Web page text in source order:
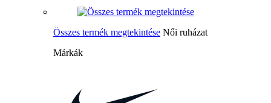
Összes termék megtekintése Női ruházat
Márkák